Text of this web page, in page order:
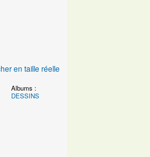
en taille réelle
Albums :
DESSINS